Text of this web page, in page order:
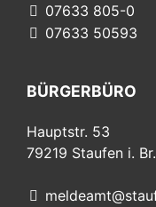
07633 805-0
07633 50593
BÜRGERBÜRO
Hauptstr. 53
79219 Staufen i. Br.